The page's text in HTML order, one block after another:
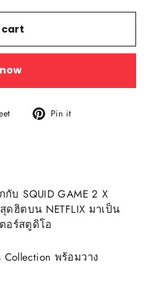
cart
Tweet Pin it
บ SQUID GAME 2 X
สุดฮิตบน NETFLIX มาเป็น
อร์สตูดิโอ
Collection พร้อมวาง